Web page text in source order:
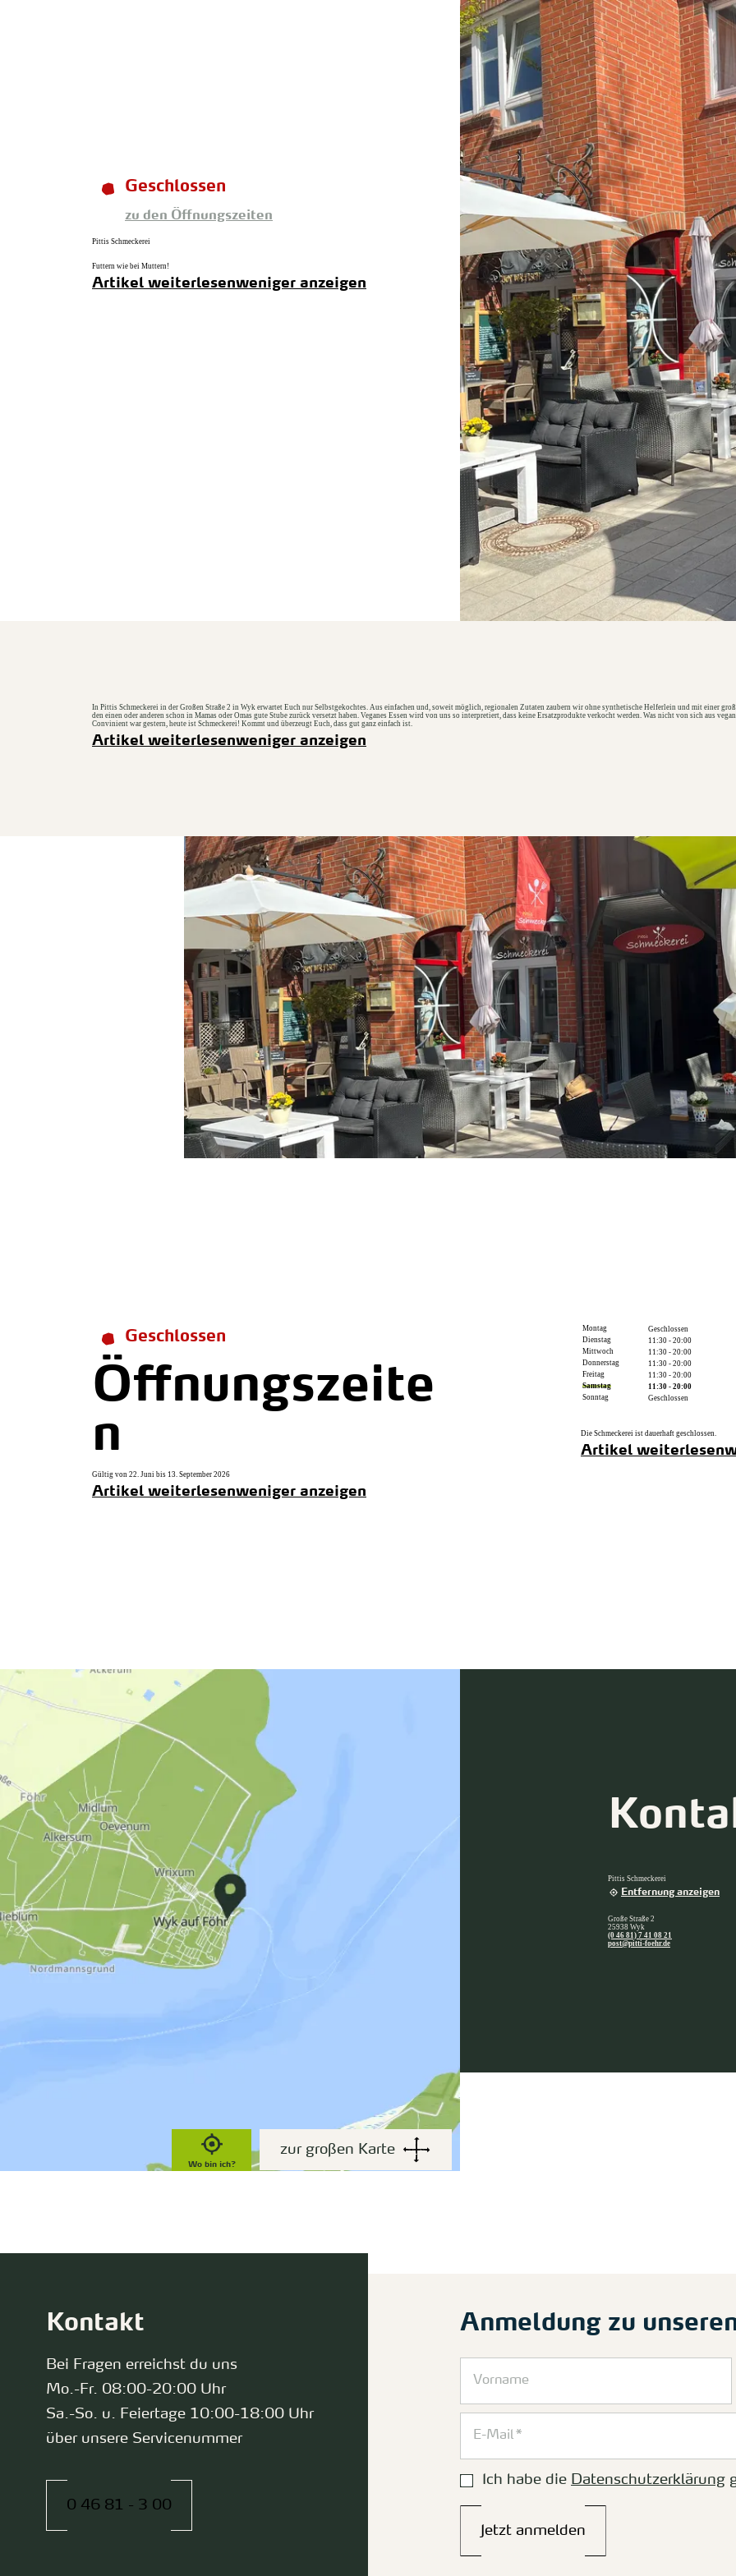
Geschlossen
zu den Öffnungszeiten
Pittis Schmeckerei
Futtern wie bei Muttern!
Artikel weiterlesenweniger anzeigen
In Pittis Schmeckerei in der Großen Straße 2 in Wyk erwartet Euch nur Selbstgekochtes. Aus einfachen und, soweit möglich, regionalen Zutaten zaubern wir ohne synthetische Helferlein und mit einer
den einen oder anderen schon in Mamas oder Omas gute Stube zurück versetzt haben. Veganes Essen wird von uns so interpretiert, dass keine Ersatzprodukte verkocht werden. Was nicht von sich aus
Convinient war gestern, heute ist Schmeckerei! Kommt und überzeugt Euch, dass gut ganz einfach ist.
Artikel weiterlesenweniger anzeigen
Geschlossen
Öffnungszeite
n
Gültig von 22. Juni bis 13. September 2026
Artikel weiterlesenweniger anzeigen
Montag
Geschlossen
Dienstag
11:30 - 20:00
Mittwoch
11:30 - 20:00
Donnerstag
11:30 - 20:00
Freitag
11:30 - 20:00
Samstag
11:30 - 20:00
Sonntag
Geschlossen
Die Schmeckerei ist dauerhaft geschlossen.
Artikel weiterlesen
Wo bin ich?
zur großen Karte
Pittis Schmeckerei
Entfernung anzeigen
Große Straße 2
25938 Wyk
(0 46 81) 7 41 08 21
post@pitti-foehr.de
Anmeldung zu
Ich habe die Datenschutzerklärung
Jetzt anmelden
Kontakt
Bei Fragen erreichst du uns
Mo.-Fr. 08:00-20:00 Uhr
Sa.-So. u. Feiertage 10:00-18:00 Uhr
über unsere Servicenummer
0 46 81 - 3 00